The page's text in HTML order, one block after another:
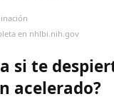
en nhlbi.nih.gov
si te
acelerado?